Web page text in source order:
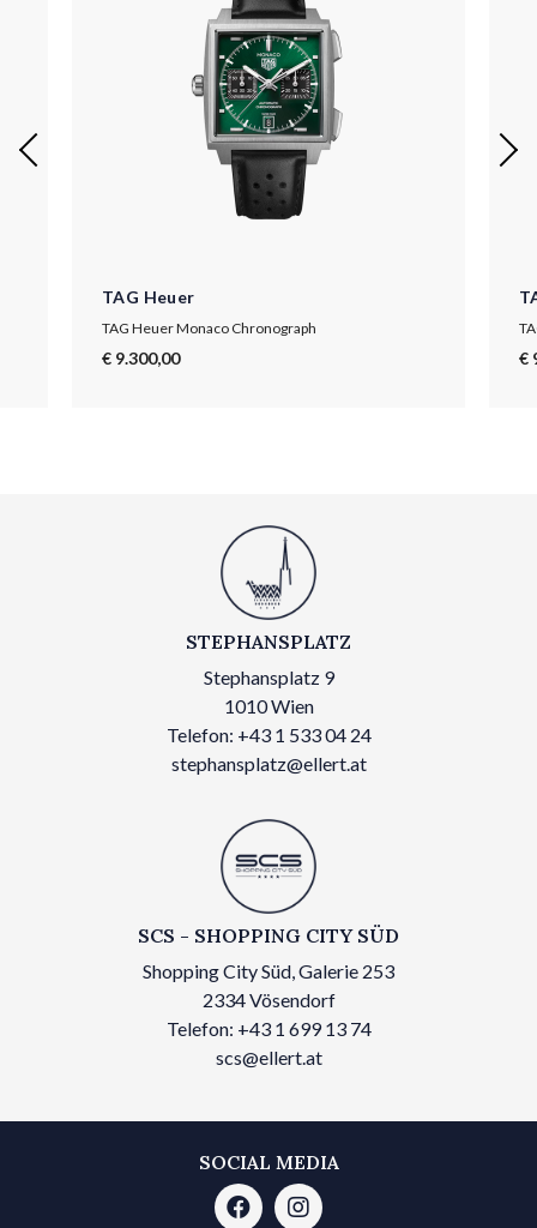
TAG Heuer
TAG Heuer Monaco Chronograph
€ 9.300,00 €
STEPHANSPLATZ
Stephansplatz 9
1010 Wien
Telefon: +43 1 533 04 24
stephansplatz@ellert.at
SCS - SHOPPING CITY SÜD
Shopping City Süd, Galerie 253
2334 Vösendorf
Telefon: +43 1 699 13 74
scs@ellert.at
SOCIAL MEDIA